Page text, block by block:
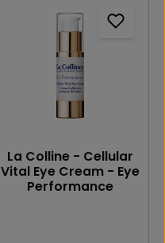
La Colline - Cellular
Vital Eye Cream - Eye
Performance